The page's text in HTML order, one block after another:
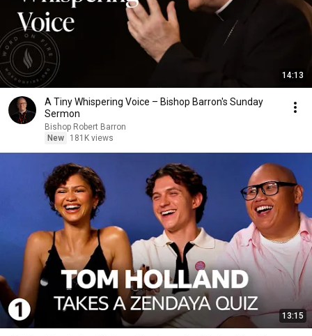
14:13
A Tiny Whispering Voice – Bishop Barron's Sunday
Sermon
Bishop Robert Barron
New
181K views
13:15